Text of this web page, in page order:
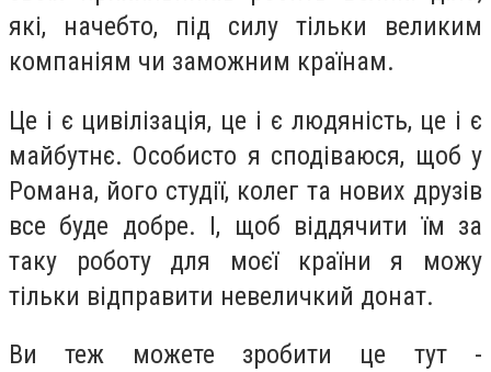
які, начебто, під силу тільки великим
компаніям чи заможним країнам.
Це і є цивілізація, це і є людяність, це і є
майбутнє. Особисто я сподіваюся, щоб у
Романа, його студії, колег та нових друзів
все буде добре. І, щоб віддячити їм за
таку роботу для моєї країни я можу
тільки відправити невеличкий донат.
Ви теж можете зробити це тут -